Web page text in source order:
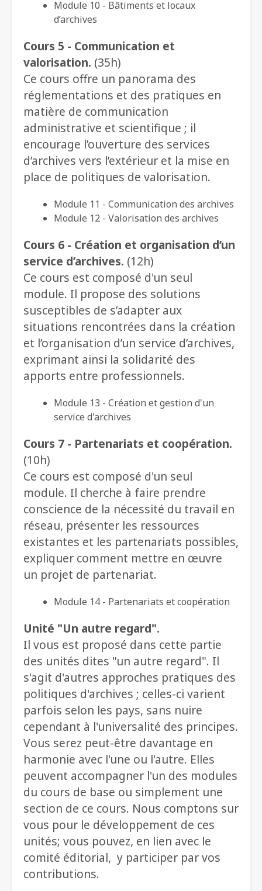
Module 10 - Bâtiments et locaux
d’archives
Cours 5 - Communication et
valorisation. (35h)
Ce cours offre un panorama des
réglementations et des pratiques en
matière de communication
administrative et scientifique ; il
encourage l’ouverture des services
d’archives vers l’extérieur et la mise en
place de politiques de valorisation.
Module 11 - Communication des archives
Module 12 - Valorisation des archives
Cours 6 - Création et organisation d’un
service d’archives. (12h)
Ce cours est composé d'un seul
module. Il propose des solutions
susceptibles de s’adapter aux
situations rencontrées dans la création
et l’organisation d’un service d’archives,
exprimant ainsi la solidarité des
apports entre professionnels.
Module 13 - Création et gestion d'un
service d'archives
Cours 7 - Partenariats et coopération.
(10h)
Ce cours est composé d'un seul
module. Il cherche à faire prendre
conscience de la nécessité du travail en
réseau, présenter les ressources
existantes et les partenariats possibles,
expliquer comment mettre en œuvre
un projet de partenariat.
Module 14 - Partenariats et coopération
Unité "Un autre regard".
Il vous est proposé dans cette partie
des unités dites "un autre regard". Il
s'agit d'autres approches pratiques des
politiques d'archives ; celles-ci varient
parfois selon les pays, sans nuire
cependant à l'universalité des principes.
Vous serez peut-être davantage en
harmonie avec l'une ou l'autre. Elles
peuvent accompagner l'un des modules
du cours de base ou simplement une
section de ce cours. Nous comptons sur
vous pour le développement de ces
unités; vous pouvez, en lien avec le
comité éditorial, y participer par vos
contributions.